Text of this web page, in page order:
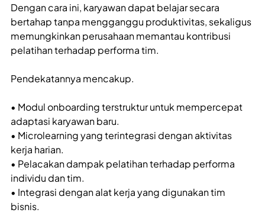
Dengan cara ini, karyawan dapat belajar secara
bertahap tanpa mengganggu produktivitas, sekaligus
memungkinkan perusahaan memantau kontribusi
pelatihan terhadap performa tim.
Pendekatannya mencakup.
• Modul onboarding terstruktur untuk mempercepat
adaptasi karyawan baru.
• Microlearning yang terintegrasi dengan aktivitas
kerja harian.
• Pelacakan dampak pelatihan terhadap performa
individu dan tim.
• Integrasi dengan alat kerja yang digunakan tim
bisnis.